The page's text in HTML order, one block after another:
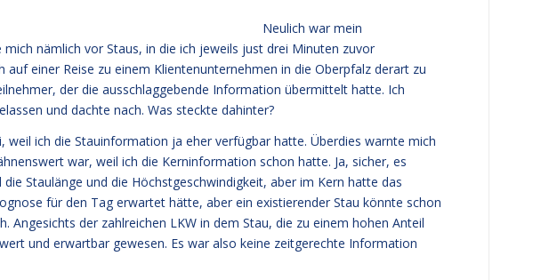
Neulich war mein
nämlich vor Staus, in die ich jeweils just drei Minuten zuvor
einer Reise zu einem Klientenunternehmen in die Oberpfalz derart zu
der die ausschlaggebende Information übermittelt hatte. Ich
und dachte nach. Was steckte dahinter?
weil ich die Stauinformation ja eher verfügbar hatte. Überdies warnte mich
war, weil ich die Kerninformation schon hatte. Ja, sicher, es
Staulänge und die Höchstgeschwindigkeit, aber im Kern hatte das
für den Tag erwartet hätte, aber ein existierender Stau könnte schon
der zahlreichen LKW in dem Stau, die zu einem hohen Anteil
und erwartbar gewesen. Es war also keine zeitgerechte Information